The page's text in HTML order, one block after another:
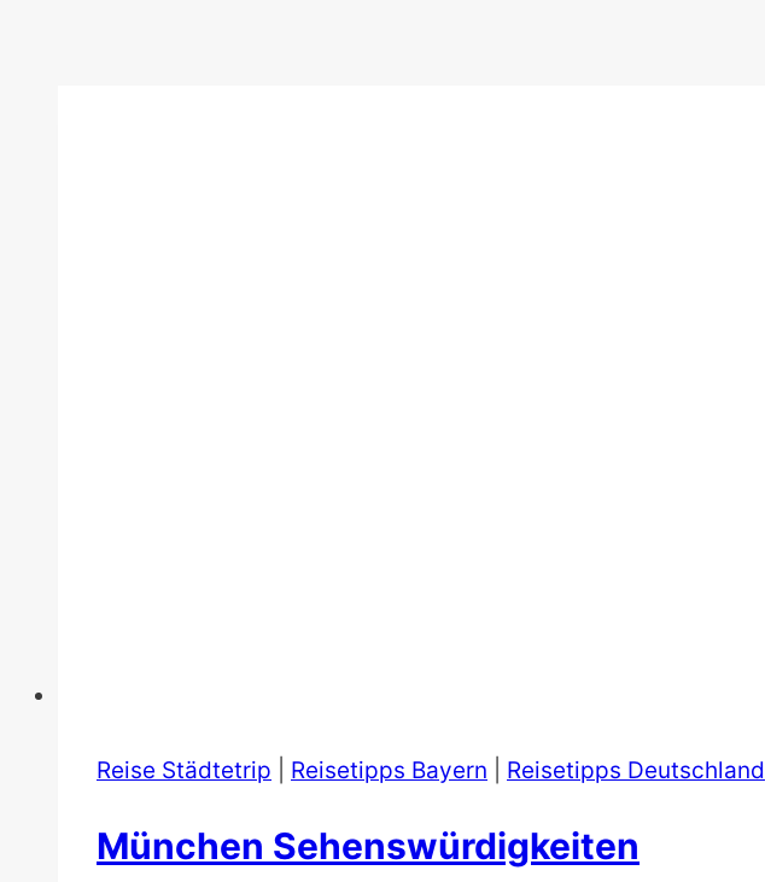
Reise Städtetrip Reisetipps Bayern Reisetipps Deutschland
München Sehenswürdigkeiten